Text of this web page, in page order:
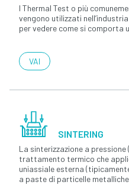
I Thermal Test o più
vengono utilizzati
per vedere come si
VAI
SINTERING
La sinterizzazione a pressione
trattamento termico che
uniassiale esterna
a paste di particelle